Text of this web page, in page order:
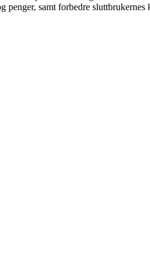
penger, samt forbedre sluttbrukernes